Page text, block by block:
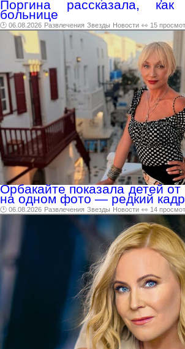
Поргина рассказала,
больнице
🕑 06.08.2026 Развлечения Звезды Новости 👀 15
Орбакайте показала детей
на одном фото — редкий кадр
🕑 06.08.2026 Развлечения Звезды Новости 👀 14